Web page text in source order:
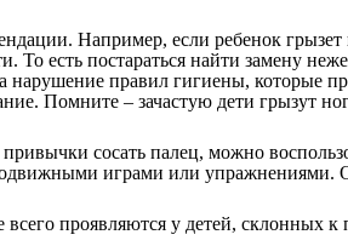
Например, если ребенок
То есть постараться найти замену
нарушение правил гигиены, которые
Помните – зачастую дети грызут
сосать палец, можно
играми или упражнениями.
проявляются у детей, склонных к